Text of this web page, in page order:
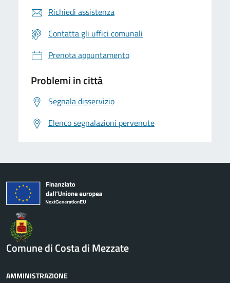
Richiedi assistenza
Contatta gli uffici comunali
Prenota appuntamento
Problemi in città
Segnala disservizio
Elenco segnalazioni pervenute
Comune di Costa di Mezzate
AMMINISTRAZIONE